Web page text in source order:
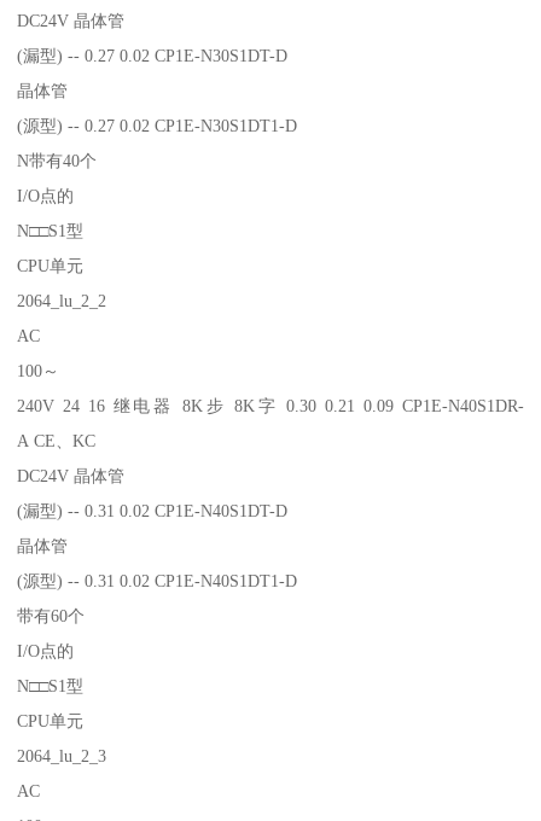
DC24V 晶体管
(漏型) -- 0.27 0.02 CP1E-N30S1DT-D
晶体管
(源型) -- 0.27 0.02 CP1E-N30S1DT1-D
N带有40个
I/O点的
N□□S1型
CPU单元
2064_lu_2_2
AC
100～
240V 24 16 继电器 8K步 8K字 0.30 0.21 0.09 CP1E-N40S1DR-
A CE、KC
DC24V 晶体管
(漏型) -- 0.31 0.02 CP1E-N40S1DT-D
晶体管
(源型) -- 0.31 0.02 CP1E-N40S1DT1-D
带有60个
I/O点的
N□□S1型
CPU单元
2064_lu_2_3
AC